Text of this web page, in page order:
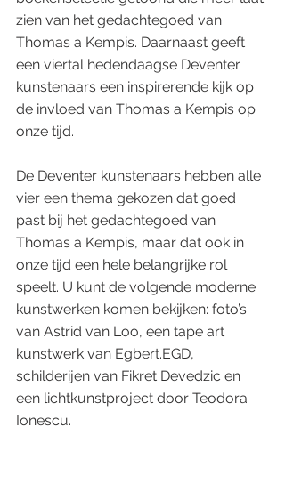
zien van het gedachtegoed van
Thomas a Kempis. Daarnaast geeft
een viertal hedendaagse Deventer
kunstenaars een inspirerende kijk op
de invloed van Thomas a Kempis op
onze tijd.
De Deventer kunstenaars hebben alle
vier een thema gekozen dat goed
past bij het gedachtegoed van
Thomas a Kempis, maar dat ook in
onze tijd een hele belangrijke rol
speelt. U kunt de volgende moderne
kunstwerken komen bekijken: foto’s
van Astrid van Loo, een tape art
kunstwerk van Egbert.EGD,
schilderijen van Fikret Devedzic en
een lichtkunstproject door Teodora
Ionescu.